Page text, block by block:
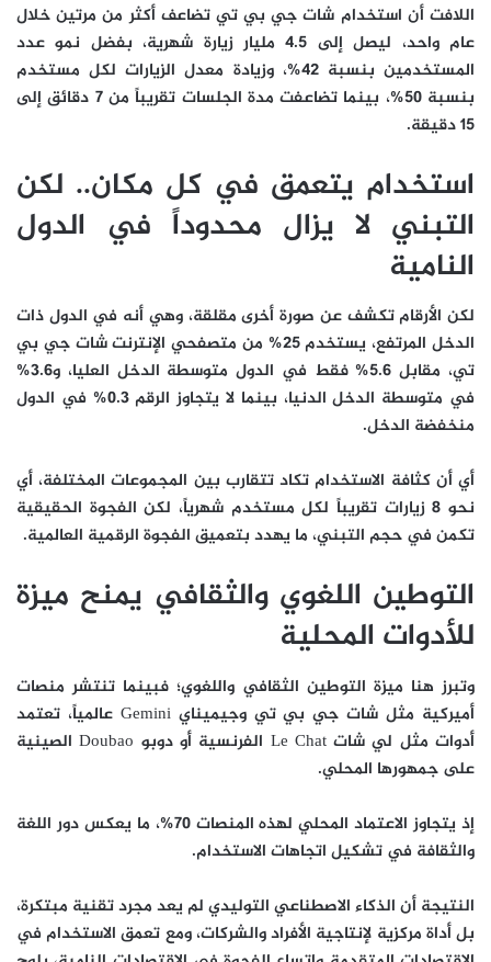
اللافت أن استخدام شات جي بي تي تضاعف أكثر من مرتين خلال
عام واحد، ليصل إلى 4.5 مليار زيارة شهرية، بفضل نمو عدد
المستخدمين بنسبة 42%، وزيادة معدل الزيارات لكل مستخدم
بنسبة 50%، بينما تضاعفت مدة الجلسات تقريباً من 7 دقائق إلى
15 دقيقة.
استخدام يتعمق في كل مكان.. لكن
التبني لا يزال محدوداً في الدول
النامية
لكن الأرقام تكشف عن صورة أخرى مقلقة، وهي أنه في الدول ذات
الدخل المرتفع، يستخدم 25% من متصفحي الإنترنت شات جي بي
تي، مقابل 5.6% فقط في الدول متوسطة الدخل العليا، و3.6%
في متوسطة الدخل الدنيا، بينما لا يتجاوز الرقم 0.3% في الدول
منخفضة الدخل.
أي أن كثافة الاستخدام تكاد تتقارب بين المجموعات المختلفة، أي
نحو 8 زيارات تقريباً لكل مستخدم شهرياً، لكن الفجوة الحقيقية
تكمن في حجم التبني، ما يهدد بتعميق الفجوة الرقمية العالمية.
التوطين اللغوي والثقافي يمنح ميزة
للأدوات المحلية
وتبرز هنا ميزة التوطين الثقافي واللغوي؛ فبينما تنتشر منصات
أميركية مثل شات جي بي تي وجيميناي Gemini عالمياً، تعتمد
أدوات مثل لي شات Le Chat الفرنسية أو دوبو Doubao الصينية
على جمهورها المحلي.
إذ يتجاوز الاعتماد المحلي لهذه المنصات 70%، ما يعكس دور اللغة
والثقافة في تشكيل اتجاهات الاستخدام.
النتيجة أن الذكاء الاصطناعي التوليدي لم يعد مجرد تقنية مبتكرة،
بل أداة مركزية لإنتاجية الأفراد والشركات، ومع تعمق الاستخدام في